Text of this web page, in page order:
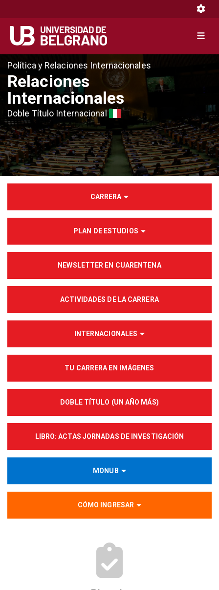
contenido
principal
Política y Relaciones Internacionales
Relaciones
Internacionales
Doble Título Internacional
CARRERA
PLAN DE ESTUDIOS
NEWSLETTER EN CUARENTENA
ACTIVIDADES DE LA CARRERA
INTERNACIONALES
TU CARRERA EN IMÁGENES
DOBLE TÍTULO (UN AÑO MÁS)
LIBRO: ACTAS JORNADAS DE INVESTIGACIÓN
MONUB
CÓMO INGRESAR